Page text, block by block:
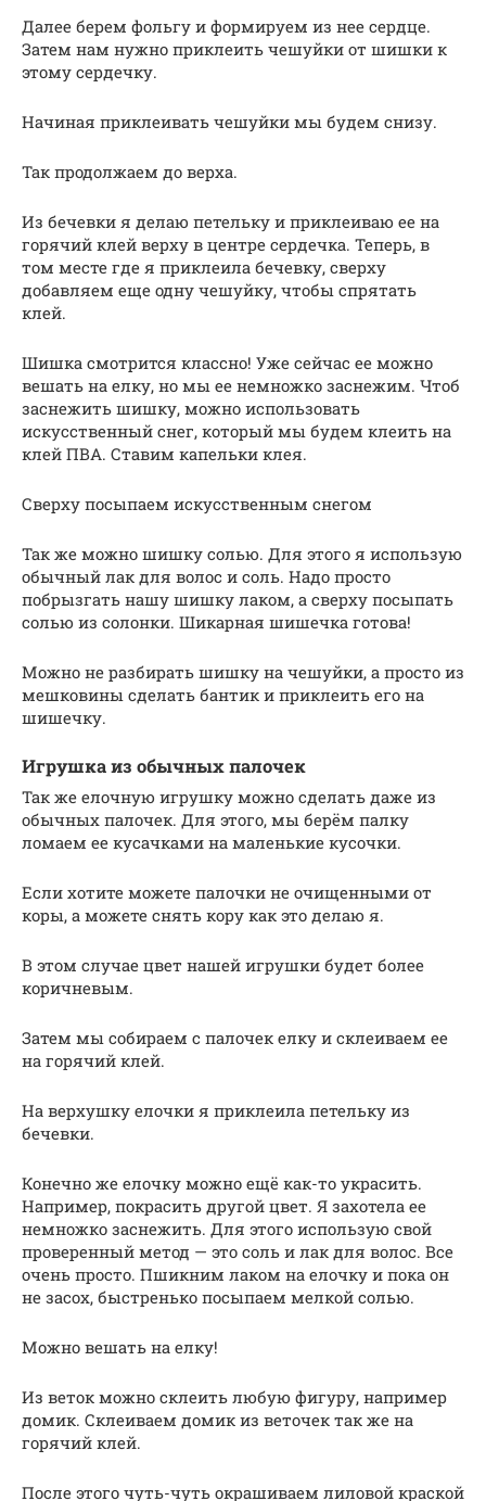
Далее берем фольгу и формируем из нее сердце.
Затем нам нужно приклеить чешуйки от шишки к
этому сердечку.
Начиная приклеивать чешуйки мы будем снизу.
Так продолжаем до верха.
Из бечевки я делаю петельку и приклеиваю ее на
горячий клей верху в центре сердечка. Теперь, в
том месте где я приклеила бечевку, сверху
добавляем еще одну чешуйку, чтобы спрятать
клей.
Шишка смотрится классно! Уже сейчас ее можно
вешать на елку, но мы ее немножко заснежим. Чтоб
заснежить шишку, можно использовать
искусственный снег, который мы будем клеить на
клей ПВА. Ставим капельки клея.
Сверху посыпаем искусственным снегом
Так же можно шишку солью. Для этого я использую
обычный лак для волос и соль. Надо просто
побрызгать нашу шишку лаком, а сверху посыпать
солью из солонки. Шикарная шишечка готова!
Можно не разбирать шишку на чешуйки, а просто из
мешковины сделать бантик и приклеить его на
шишечку.
Игрушка из обычных палочек
Так же елочную игрушку можно сделать даже из
обычных палочек. Для этого, мы берём палку
ломаем ее кусачками на маленькие кусочки.
Если хотите можете палочки не очищенными от
коры, а можете снять кору как это делаю я.
В этом случае цвет нашей игрушки будет более
коричневым.
Затем мы собираем с палочек елку и склеиваем ее
на горячий клей.
На верхушку елочки я приклеила петельку из
бечевки.
Конечно же елочку можно ещё как-то украсить.
Например, покрасить другой цвет. Я захотела ее
немножко заснежить. Для этого использую свой
проверенный метод — это соль и лак для волос. Все
очень просто. Пшикним лаком на елочку и пока он
не засох, быстренько посыпаем мелкой солью.
Можно вешать на елку!
Из веток можно склеить любую фигуру, например
домик. Склеиваем домик из веточек так же на
горячий клей.
После этого чуть-чуть окрашиваем лиловой краской